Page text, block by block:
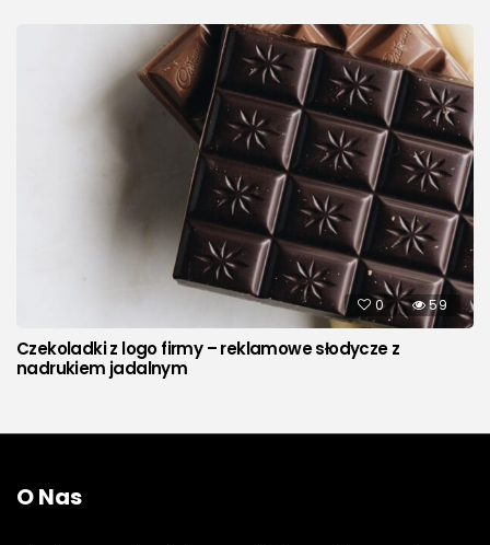
0 59
Czekoladki z logo firmy – reklamowe słodycze z
nadrukiem jadalnym
O Nas